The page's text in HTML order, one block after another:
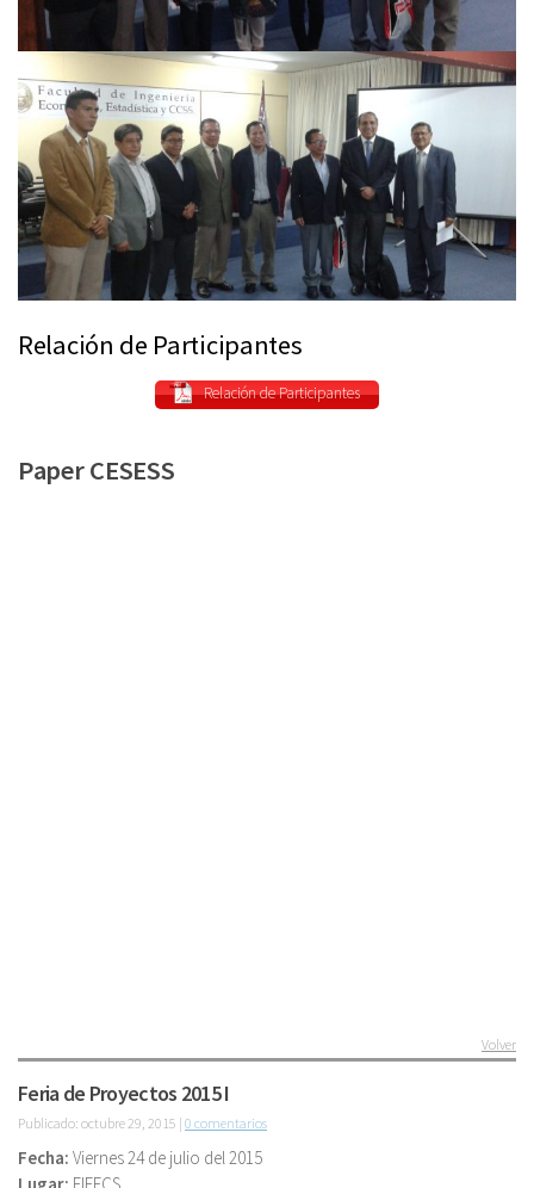
Relación de Participantes
Relación de Participantes
Paper CESESS
Volver
Feria de Proyectos 2015 I
Publicado: octubre 29, 2015 | 0 comentarios
Fecha: Viernes 24 de julio del 2015